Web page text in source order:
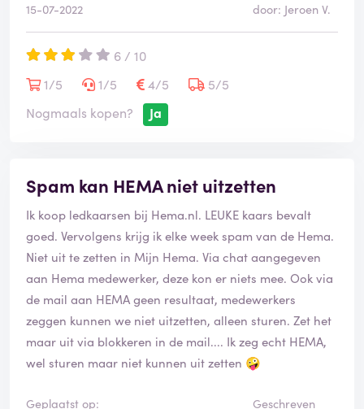
15-07-2022
door: Jeroen V.
6 / 10
1/5
1/5 4/5
5/5
Nogmaals kopen?
Ja
Spam kan HEMA niet uitzetten
Ik koop ledkaarsen bij Hema.nl. LEUKE kaars bevalt
goed. Vervolgens krijg ik elke week spam van de Hema.
Niet uit te zetten in Mijn Hema. Via chat aangegeven
aan Hema medewerker, deze kon er niets mee. Ook via
de mail aan HEMA geen resultaat, medewerkers
zeggen kunnen we niet uitzetten, alleen sturen. Zet het
maar uit via blokkeren in de mail.... Ik zeg echt HEMA,
wel sturen maar niet kunnen uit zetten 🤪
Geplaatst op:
Geschreven